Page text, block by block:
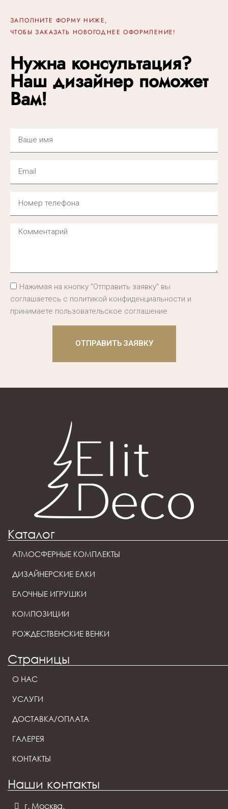
ЗАПОЛНИТЕ ФОРМУ НИЖЕ,
ЧТОБЫ ЗАКАЗАТЬ НОВОГОДНЕЕ ОФОРМЛЕНИЕ!
Нужна консультация?
Наш дизайнер поможет
Вам!
Нажимая на кнопку "Отправить заявку" вы
соглашаетесь с политикой конфиденциальности и
принимаете пользовательское соглашение
ОТПРАВИТЬ ЗАЯВКУ
Каталог
АТМОСФЕРНЫЕ КОМПЛЕКТЫ
ДИЗАЙНЕРСКИЕ ЕЛКИ
ЕЛОЧНЫЕ ИГРУШКИ
КОМПОЗИЦИИ
РОЖДЕСТВЕНСКИЕ ВЕНКИ
Страницы
О НАС
УСЛУГИ
ДОСТАВКА/ОПЛАТА
ГАЛЕРЕЯ
КОНТАКТЫ
Наши контакты
г. Москва,